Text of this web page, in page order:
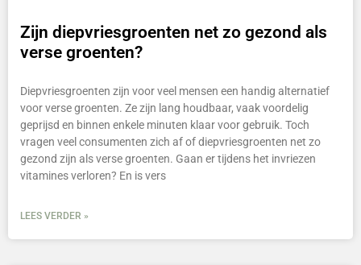
Zijn diepvriesgroenten net zo gezond als
verse groenten?
Diepvriesgroenten zijn voor veel mensen een handig alternatief
voor verse groenten. Ze zijn lang houdbaar, vaak voordelig
geprijsd en binnen enkele minuten klaar voor gebruik. Toch
vragen veel consumenten zich af of diepvriesgroenten net zo
gezond zijn als verse groenten. Gaan er tijdens het invriezen
vitamines verloren? En is vers
LEES VERDER »